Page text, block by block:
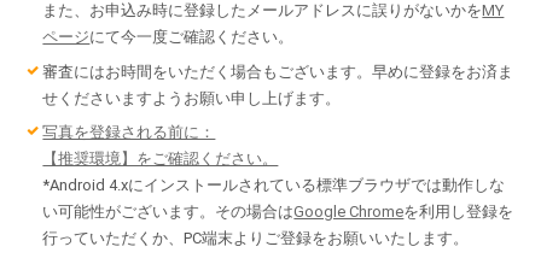
また、お申込み時に登録したメールアドレスに誤りがないかをMY
ページにて今一度ご確認ください。
審査にはお時間をいただく場合もございます。早めに登録をお済ま
せくださいますようお願い申し上げます。
写真を登録される前に：
【推奨環境】をご確認ください。
*Android 4.xにインストールされている標準ブラウザでは動作しな
い可能性がございます。その場合はGoogle Chromeを利用し登録を
行っていただくか、PC端末よりご登録をお願いいたします。